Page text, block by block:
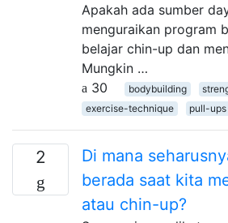
Apakah ada sumber
menguraikan program
belajar chin-up dan
Mungkin …
30
bodybuilding
exercise-technique
pull-ups
2
Di mana
berada saat kita
atau chin-up?